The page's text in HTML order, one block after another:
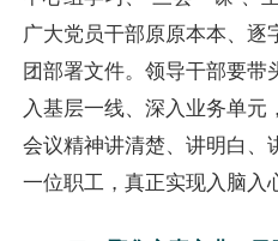
广大党员干部原原本本、
团部署文件。领导干部要
入基层一线、深入业务单
会议精神讲清楚、讲明白、
一位职工，真正实现入脑入